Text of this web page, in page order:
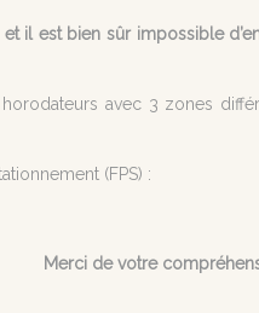
il est bien sûr impossible
avec 3 zones
(FPS) :
Merci de votre